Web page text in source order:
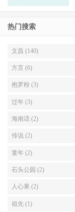
热门搜索
文昌 (140)
方言 (6)
抱罗粉 (3)
过年 (3)
海南话 (2)
传说 (2)
童年 (2)
石头公园 (2)
人心果 (2)
祖先 (1)